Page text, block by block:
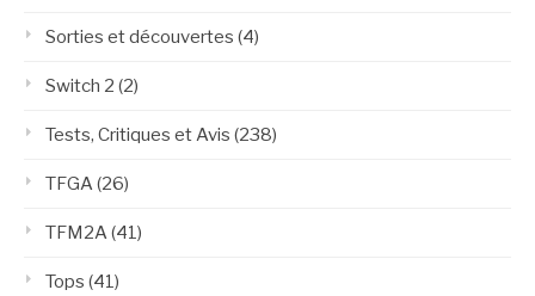
Sorties et découvertes (4)
Switch 2 (2)
Tests, Critiques et Avis (238)
TFGA(26)
TFM2A(41)
Tops (41)